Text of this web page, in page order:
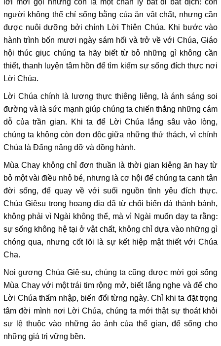
người không thể chỉ sống bằng của ăn vật chất, nhưng cần
được nuôi dưỡng bởi chính Lời Thiên Chúa. Khi bước vào
hành trình bốn mươi ngày sám hối và trở về với Chúa, Giáo
hội thúc giục chúng ta hãy biết từ bỏ những gì không cần
thiết, thanh luyện tâm hồn để tìm kiếm sự sống đích thực nơi
Lời Chúa.
Lời Chúa chính là lương thực thiêng liêng, là ánh sáng soi
đường và là sức mạnh giúp chúng ta chiến thắng những cám
dỗ của trần gian. Khi ta để Lời Chúa lắng sâu vào lòng,
chúng ta không còn đơn độc giữa những thử thách, vì chính
Chúa là Đấng nâng đỡ và đồng hành.
Mùa Chay không chỉ đơn thuần là thời gian kiêng ăn hay từ
bỏ một vài điều nhỏ bé, nhưng là cơ hội để chúng ta canh tân
đời sống, để quay về với suối nguồn tình yêu đích thực.
Chúa Giêsu trong hoang địa đã từ chối biến đá thành bánh,
không phải vì Ngài không thể, mà vì Ngài muốn dạy ta rằng:
sự sống không hệ tại ở vật chất, không chỉ dựa vào những gì
chóng qua, nhưng cốt lõi là sự kết hiệp mật thiết với Chúa
Cha.
Noi gương Chúa Giê-su, chúng ta cũng được mời gọi sống
Mùa Chay với một trái tim rộng mở, biết lắng nghe và để cho
Lời Chúa thấm nhập, biến đổi từng ngày. Chỉ khi ta đặt trọng
tâm đời mình nơi Lời Chúa, chúng ta mới thật sự thoát khỏi
sự lệ thuộc vào những ảo ảnh của thế gian, để sống cho
những giá trị vững bền.